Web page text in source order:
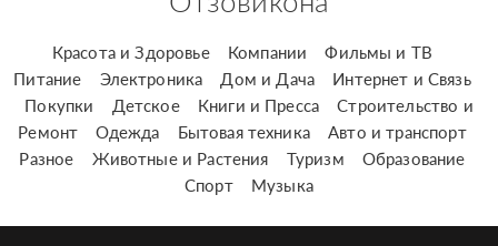
Красота и Здоровье Компании
Фильмы и ТВ
Питание
Электроника Дом и Дача
Интернет и Связь
Покупки
Детское Книги и Пресса
Строительство и
Ремонт
Одежда Бытовая техника
Авто и транспорт
Разное
Животные и Растения Туризм
Образование
Спорт
Музыка